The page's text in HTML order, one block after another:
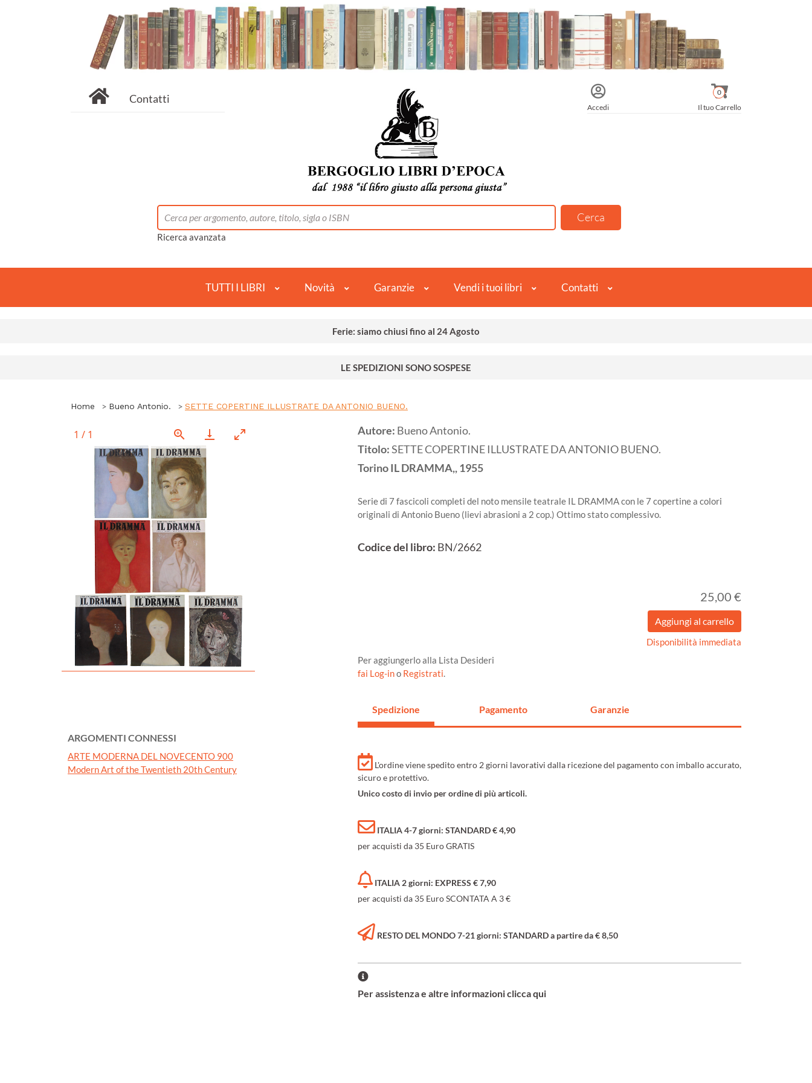
Contatti
Accedi Il tuo Carrello
0
Ricerca avanzata
TUTTI I LIBRI Novità Garanzie Vendi i tuoi libri Contatti
Ferie: siamo chiusi fino al 24 Agosto
LE SPEDIZIONI SONO SOSPESE
Home Bueno Antonio. SETTE COPERTINE ILLUSTRATE DA ANTONIO BUENO.
1 / 1
ARGOMENTI CONNESSI
ARTE MODERNA DEL NOVECENTO 900
Modern Art of the Twentieth 20th Century
Autore: Bueno Antonio.
Titolo:SETTE COPERTINE ILLUSTRATE DA ANTONIO BUENO.
TorinoIL DRAMMA,,1955
Serie di 7 fascicoli completi del noto mensile teatrale IL DRAMMA con le 7 copertine a colori
originali di Antonio Bueno (lievi abrasioni a 2 cop.) Ottimo stato complessivo.
Codice del libro: BN/2662
25,00 €
Disponibilità immediata
Per aggiungerlo alla Lista Desideri
fai Log-ino Registrati.
Spedizione Pagamento Garanzie
L'ordine viene spedito entro 2 giorni lavorativi dalla ricezione del pagamento con imballo accurato,
sicuro e protettivo.
Unico costo di invio per ordine di più articoli.
ITALIA 4-7 giorni: STANDARD € 4,90
per acquisti da 35 Euro GRATIS
ITALIA 2 giorni: EXPRESS € 7,90
per acquisti da 35 Euro SCONTATA A 3 €
RESTO DEL MONDO 7-21 giorni: STANDARD a partire da € 8,50
Per assistenza e altre informazioni clicca qui